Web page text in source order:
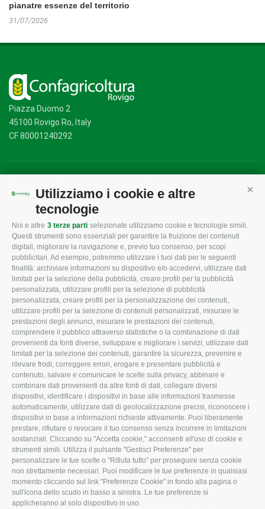
Utilizziamo i cookie e altre
tecnologie
Noi e altre 3 terze parti selezionate utilizziamo cookie e tecnologie simili.
Questi strumenti sono essenziali per garantire la fruizione dei contenuti
digitali, migliorare la navigazione e, previo tuo consenso, per scopi
pubblicitari. Ad esempio, potremmo utilizzare i tuoi dati per le seguenti
finalità: archiviare informazioni su dispositivo e/o accedervi, utilizzare dati
limitati per la selezione della pubblicità, creare profili per la pubblicità
personalizzata, utilizzare profili per la selezione di pubblicità
personalizzata, creare profili per la personalizzazione dei contenuti,
utilizzare profili per la selezione di contenuti personalizzati, misurare le
prestazioni degli annunci, misurare le prestazioni dei contenuti,
comprendere il pubblico attraverso statistiche o la combinazione di dati
provenienti da fonti diverse, sviluppare e migliorare i servizi, utilizzare dati
limitati per la selezione dei contenuti, garantire la sicurezza, prevenire e
rilevare frodi, correggere errori, erogare e presentare pubblicità e
contenuto, salvare e comunicare le scelte sulla privacy, abbinare e
combinare dati provenienti da altre fonti di dati, collegare diversi
dispositivi, identificare i dispositivi in base alle informazioni trasmesse
automaticamente, utilizzare dati di geolocalizzazione precisi, riconoscere i
dispositivi in base a informazioni richieste attivamente. Puoi liberamente
prestare, rifiutare o revocare il tuo consenso senza incorrere in limitazioni
sostanziali. Cliccando su "Accetta cookie," acconsenti all'uso di cookie e
strumenti simili. Utilizza il pulsante "Gestisci Preferenze" per
personalizzare le tue scelte o "Rifiuta tutto" per proseguire senza cookie
non strettamente necessari. Puoi modificare le tue preferenze in qualsiasi
momento cliccando sul link "Preferenze Cookie" in fondo alla pagina o
sull'icona dello scudo in basso a sinistra. Le tue preferenze si
applicheranno al solo dispositivo in uso.
pianatre essenze del territorio
31/07/2026
Piazza Duomo 2
45100 Rovigo Ro, Italy
CF 80001240292
CONFAGRICOLTURA
ROVIGO
L'Associazione
Missione e Progetto
Organigramma aziendale
I Nostri Servizi
Uffici della Sede
provinciale
Le Sedi di Zona
Agricoltori S.r.l.
Whistleblowing
Confagricoltura Rovigo e
Agricoltori srl
CONFAGRICOLTURA
INFORMA
Tecnico
Fiscale
Lavoro
Ambiente
Associazione
CONFAGRICOLTURA
ATTIVA
Notizie in evidenza
Eventi
Comunicati Stampa
Video
Iscrizione Newsletter
Newsletter